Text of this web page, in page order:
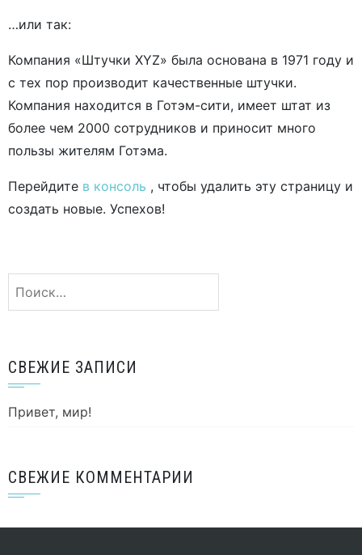
…или так:
Компания «Штучки XYZ» была основана в 1971 году и
с тех пор производит качественные штучки.
Компания находится в Готэм-сити, имеет штат из
более чем 2000 сотрудников и приносит много
пользы жителям Готэма.
Перейдите в консоль , чтобы удалить эту страницу и
создать новые. Успехов!
Найти:
СВЕЖИЕ ЗАПИСИ
Привет, мир!
СВЕЖИЕ КОММЕНТАРИИ